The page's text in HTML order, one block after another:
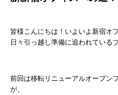
皆様こんにちは！いよいよ新宿オ
日々引っ越し準備に追われている
前回は移転リニューアルオープン
が、